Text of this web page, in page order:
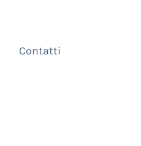
Contatti